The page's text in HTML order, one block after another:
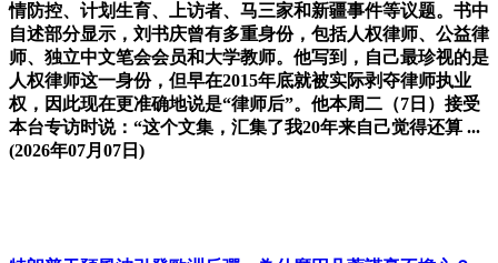
情防控、计划生育、上访者、马三家和新疆事件等议题。书中
自述部分显示，刘书庆曾有多重身份，包括人权律师、公益律
师、独立中文笔会会员和大学教师。他写到，自己最珍视的是
人权律师这一身份，但早在2015年底就被实际剥夺律师执业
权，因此现在更准确地说是“律师后”。他本周二（7日）接受
本台专访时说：“这个文集，汇集了我20年来自己觉得还算 ...
(2026年07月07日)